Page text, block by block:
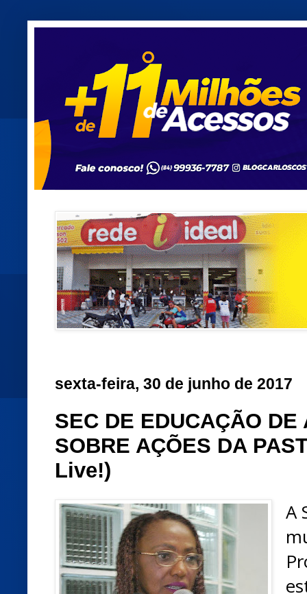
sexta-feira, 30 de junho de 2017
SEC DE EDUCAÇÃO DE
SOBRE AÇÕES DA
Live!)
A